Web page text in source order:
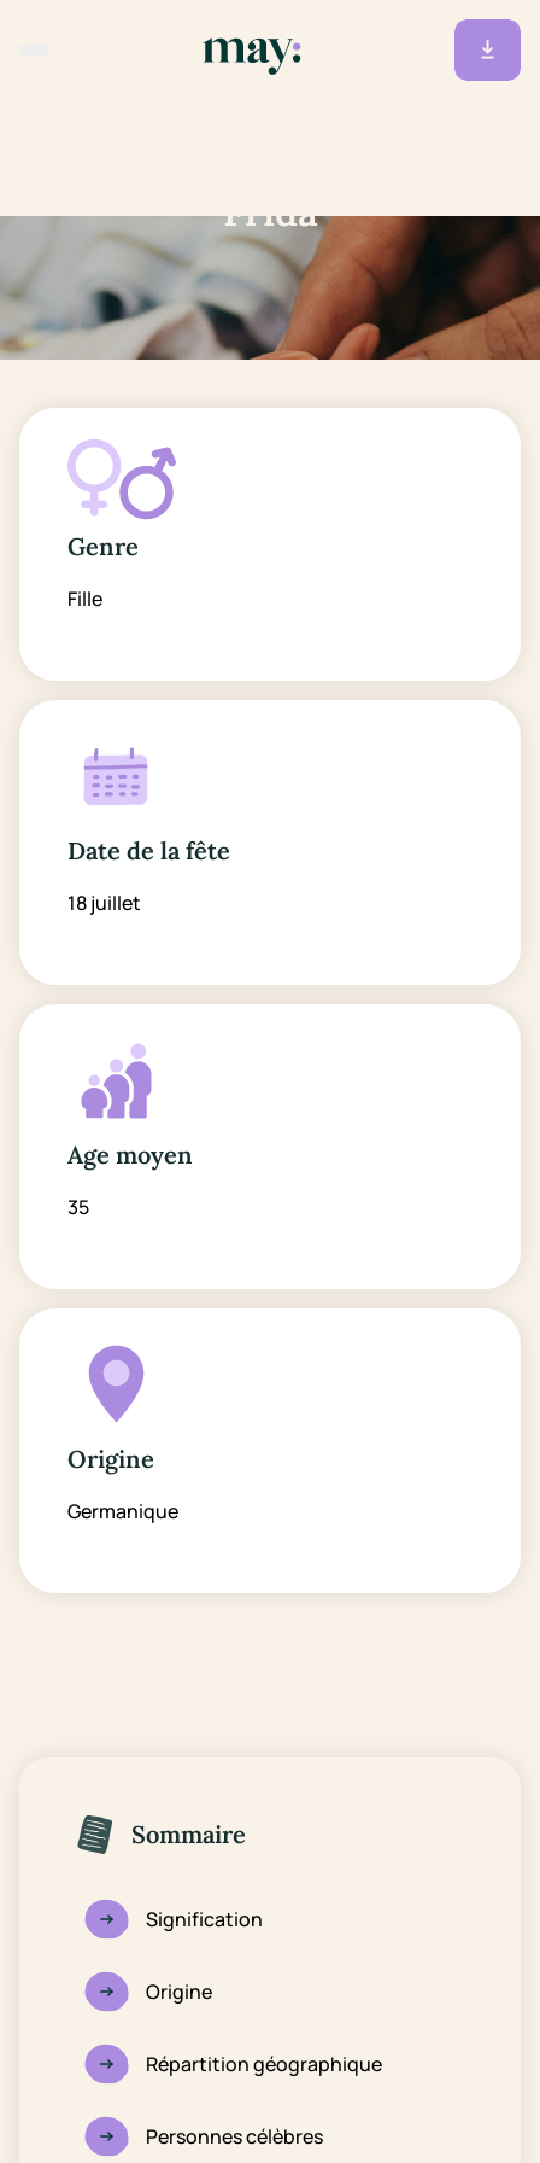
Frida
Genre
Fille
Date de la fête
18 juillet
Age moyen
35
Origine
Germanique
Sommaire
Signification
Origine
Répartition géographique
Personnes célèbres